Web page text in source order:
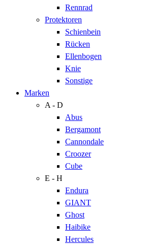
Rennrad
Protektoren
Schienbein
Rücken
Ellenbogen
Knie
Sonstige
Marken
A - D
Abus
Bergamont
Cannondale
Croozer
Cube
E - H
Endura
GIANT
Ghost
Haibike
Hercules